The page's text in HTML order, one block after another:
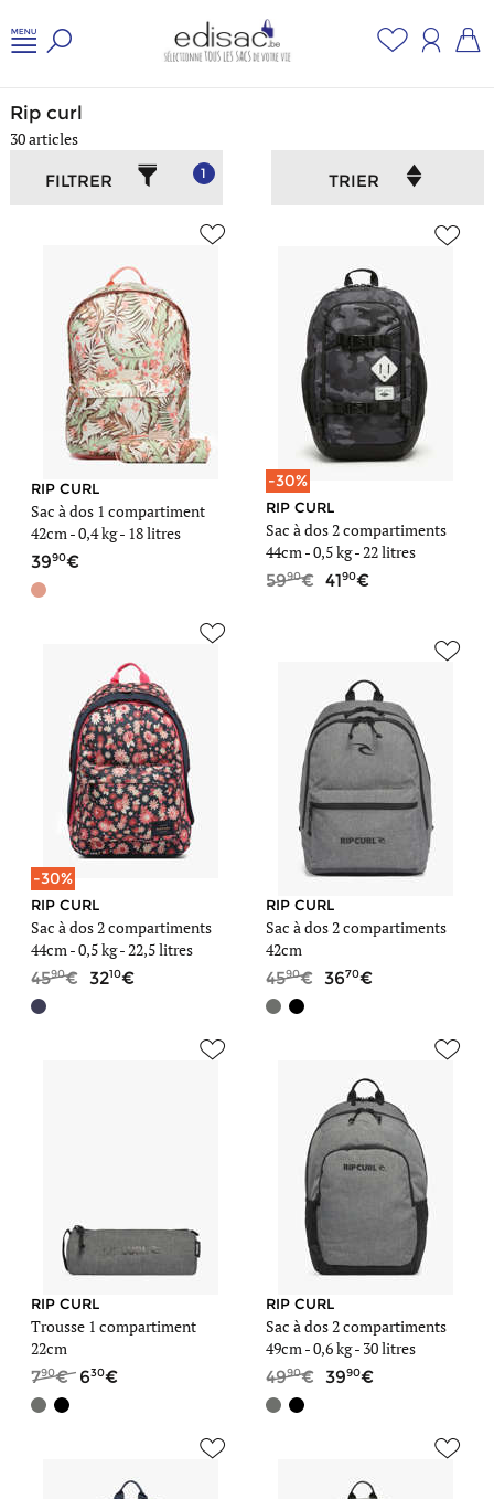
Rip curl
30 articles
FILTRER
1 TRIER
RIP CURL
Sac à dos 1 compartiment
42cm -0,4 kg- 18 litres
3990
-30%
RIP CURL
Sac à dos 2 compartiments
44cm -0,5 kg- 22 litres
5990 4190
-30%
RIP CURL
Sac à dos 2 compartiments
44cm -0,5 kg- 22,5 litres
4590 3210
RIP CURL
Sac à dos 2 compartiments
42cm
4590 3670
RIP CURL
Trousse 1 compartiment
22cm
790 630
RIP CURL
Sac à dos 2 compartiments
49cm -0,6 kg- 30 litres
4990 3990